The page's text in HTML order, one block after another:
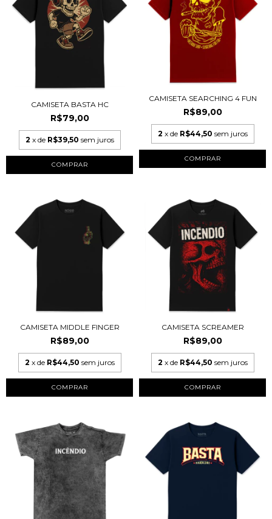
CAMISETA BASTA HC
R$79,00
2 x de R$39,50 sem juros
COMPRAR
CAMISETA SEARCHING 4 FUN
R$89,00
2 x de R$44,50 sem juros
COMPRAR
CAMISETA MIDDLE FINGER
R$89,00
2 x de R$44,50 sem juros
COMPRAR
CAMISETA SCREAMER
R$89,00
2 x de R$44,50 sem juros
COMPRAR